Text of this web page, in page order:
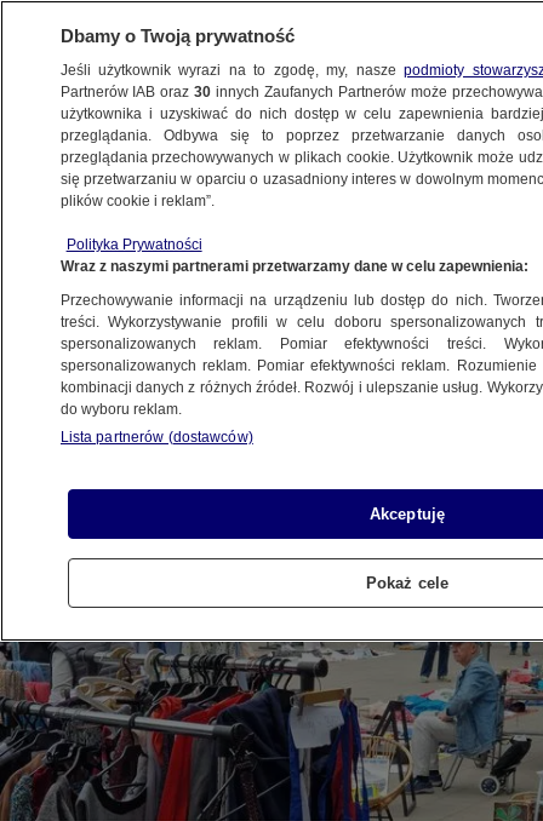
WARSZAWA
OCHOTA
Od Ursynowa, przez Ochotę,
po Pragę. Jak garażówki podbiły
Warszawę
Alicja Glinianowicz
Mateusz Mżyk
4.06.2026, 14:55
Dbamy o Twoją prywatność
Jeśli użytkownik wyrazi na to zgodę, my, naszepodmioty
Partnerów IAB oraz30 innych Zaufanych Partnerów może
użytkownika i uzyskiwać do nich dostęp w celu zapewnienia
przeglądania. Odbywa się to poprzez przetwarzanie danych
przeglądania przechowywanych w plikach cookie. Użytkownik może
się przetwarzaniu w oparciu o uzasadniony interes w dowolnym
plików cookie i reklam”.
Polityka Prywatności
Wraz z naszymi partnerami przetwarzamy dane w celu zapewnienia:
Przechowywanie informacji na urządzeniu lub dostęp do nich.
treści. Wykorzystywanie profili w celu doboru spersonalizowanych
spersonalizowanych reklam. Pomiar efektywności treści.
spersonalizowanych reklam. Pomiar efektywności reklam.
kombinacji danych z różnych źródeł. Rozwój i ulepszanie usług.
do wyboru reklam.
Lista partnerów (dostawców)
Akceptuję
Pokaż cele